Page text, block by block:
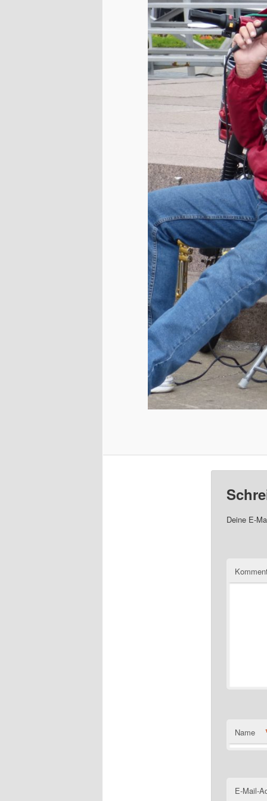
Deine E-
Name
E-Mail-